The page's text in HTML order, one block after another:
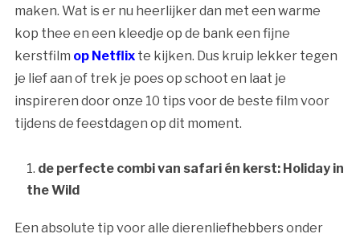
maken. Wat is er nu heerlijker dan met een warme
kop thee en een kleedje op de bank een fijne
kerstfilm op Netflixte kijken. Dus kruip lekker tegen
je lief aan of trek je poes op schoot en laat je
inspireren door onze 10 tips voor de beste film voor
tijdens de feestdagen op dit moment.
de perfecte combi van safari én kerst: Holiday in
the Wild
Een absolute tip voor alle dierenliefhebbers onder